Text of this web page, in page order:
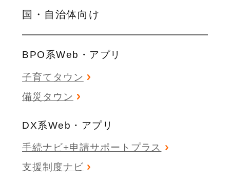
国・自治体向け
BPO系Web・アプリ
子育てタウン
備災タウン
DX系Web・アプリ
手続ナビ+申請サポートプラス
支援制度ナビ